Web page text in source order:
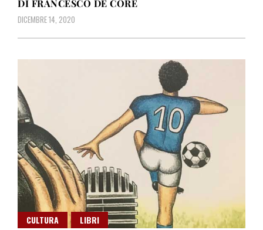
DI FRANCESCO DE CORE
DICEMBRE 14, 2020
CULTURA
LIBRI